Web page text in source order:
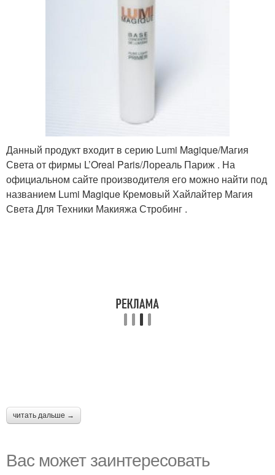
Данный продукт входит в серию Lumi Magique/Магия
Света от фирмы L’Oreal Paris/Лореаль Париж . На
официальном сайте производителя его можно найти под
названием Lumi Magique Кремовый Хайлайтер Магия
Света Для Техники Макияжа Стробинг .
читать дальше →
Вас может заинтересовать